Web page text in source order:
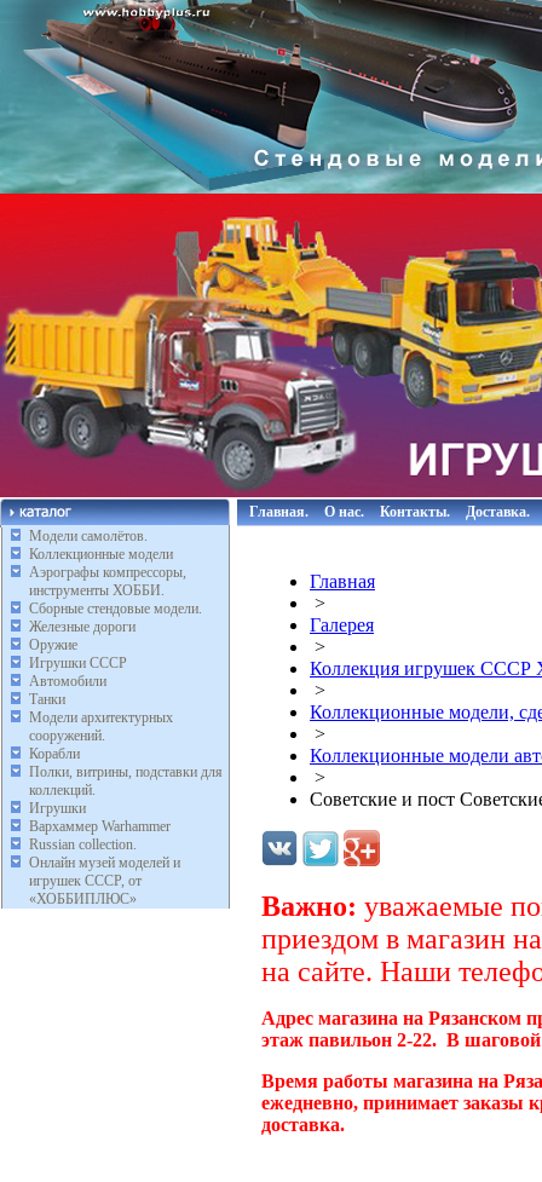
Модели самолётов.
Коллекционные модели
Аэрографы компрессоры,
инструменты ХОББИ.
Сборные стендовые модели.
Железные дороги
Оружие
Игрушки СССР
Автомобили
Танки
Модели архитектурных
сооружений.
Корабли
Полки, витрины, подставки для
коллекций.
Игрушки
Вархаммер Warhammer
Russian collection.
Онлайн музей моделей и
игрушек СССР, от
«ХОББИПЛЮС»
Главная. О нас. Контакты. Доставка.
Главная
>
Галерея
>
Коллекция игрушек
>
Коллекционные модели,
>
Коллекционные модели
>
Советские и пост
Важно: уважаемые
приездом в магазин
на сайте. Наши
Адрес магазина на Рязанском
этаж павильон 2-22. В
Время работы магазина на
ежедневно, принимает заказы
доставка.